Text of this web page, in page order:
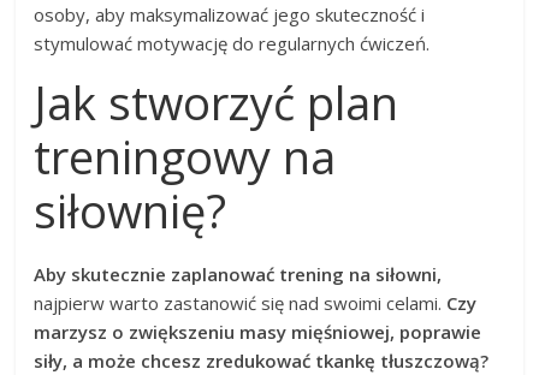
osoby, aby maksymalizować jego skuteczność i
stymulować motywację do regularnych ćwiczeń.
Jak stworzyć plan
treningowy na
siłownię?
Aby skutecznie zaplanować trening na siłowni,
najpierw warto zastanowić się nad swoimi celami. Czy
marzysz o zwiększeniu masy mięśniowej, poprawie
siły, a może chcesz zredukować tkankę tłuszczową?